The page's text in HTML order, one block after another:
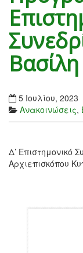
5 Ιουλίου, 2023
Ανακοινώσεις,
Δ’ Επιστημονικό
Αρχιεπισκόπου